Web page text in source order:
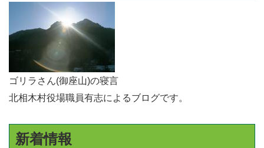
ゴリラさん(御座山)の寝言
北相木村役場職員有志によるブログです。
新着情報